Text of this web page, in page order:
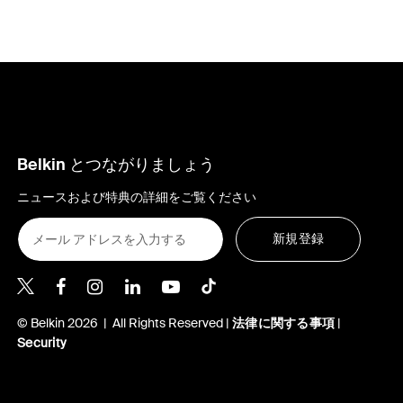
Belkin とつながりましょう
ニュースおよび特典の詳細をご覧ください
新規登録
Belkin Twitter
Belkin Facebook
Belkin Instagram
Belkin LinkedIn
Belkin Youtube
Belkin TikTok
© Belkin 2026 | All Rights Reserved |法律に関する事項 |
Security